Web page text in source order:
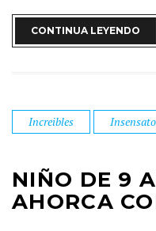
CONTINUA LEYENDO
Increibles
NIÑO DE 9
AHORCA